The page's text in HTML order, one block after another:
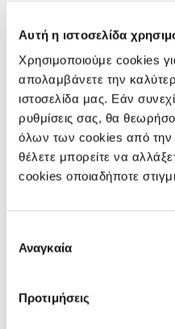
Αυτή η ιστοσελίδα
Χρησιμοποιούμε cookies
απολαμβάνετε την
ιστοσελίδα μας. Εάν
ρυθμίσεις σας, θα
όλων των cookies από την
θέλετε μπορείτε να
cookies οποιαδήποτε
συγκατάθεσης
Αναγκαία
Προτιμήσεις
Προστατευτική Μεμβράνη